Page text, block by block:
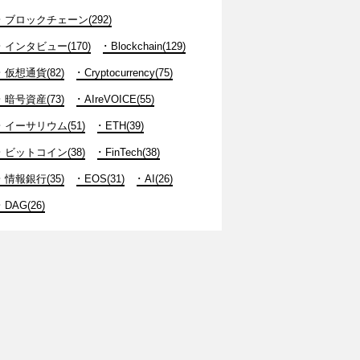
ブロックチェーン(292)
インタビュー(170) Blockchain(129)
仮想通貨(82) Cryptocurrency(75)
暗号資産(73) AIreVOICE(55)
イーサリウム(51) ETH(39)
ビットコイン(38) FinTech(38)
情報銀行(35) EOS(31) AI(26)
DAG(26)